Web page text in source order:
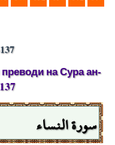
на Сура ан-
سورة النساء